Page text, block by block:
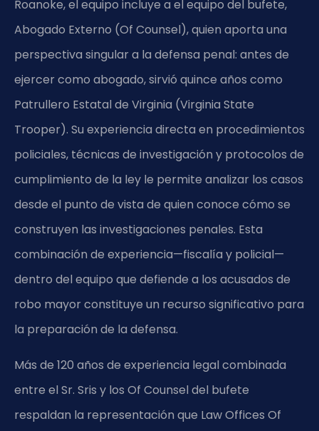
Roanoke, el equipo incluye a el equipo del bufete,
Abogado Externo (Of Counsel), quien aporta una
perspectiva singular a la defensa penal: antes de
ejercer como abogado, sirvió quince años como
Patrullero Estatal de Virginia (Virginia State
Trooper). Su experiencia directa en procedimientos
policiales, técnicas de investigación y protocolos de
cumplimiento de la ley le permite analizar los casos
desde el punto de vista de quien conoce cómo se
construyen las investigaciones penales. Esta
combinación de experiencia—fiscalía y policial—
dentro del equipo que defiende a los acusados de
robo mayor constituye un recurso significativo para
la preparación de la defensa.
Más de 120 años de experiencia legal combinada
entre el Sr. Sris y los Of Counsel del bufete
respaldan la representación que Law Offices Of